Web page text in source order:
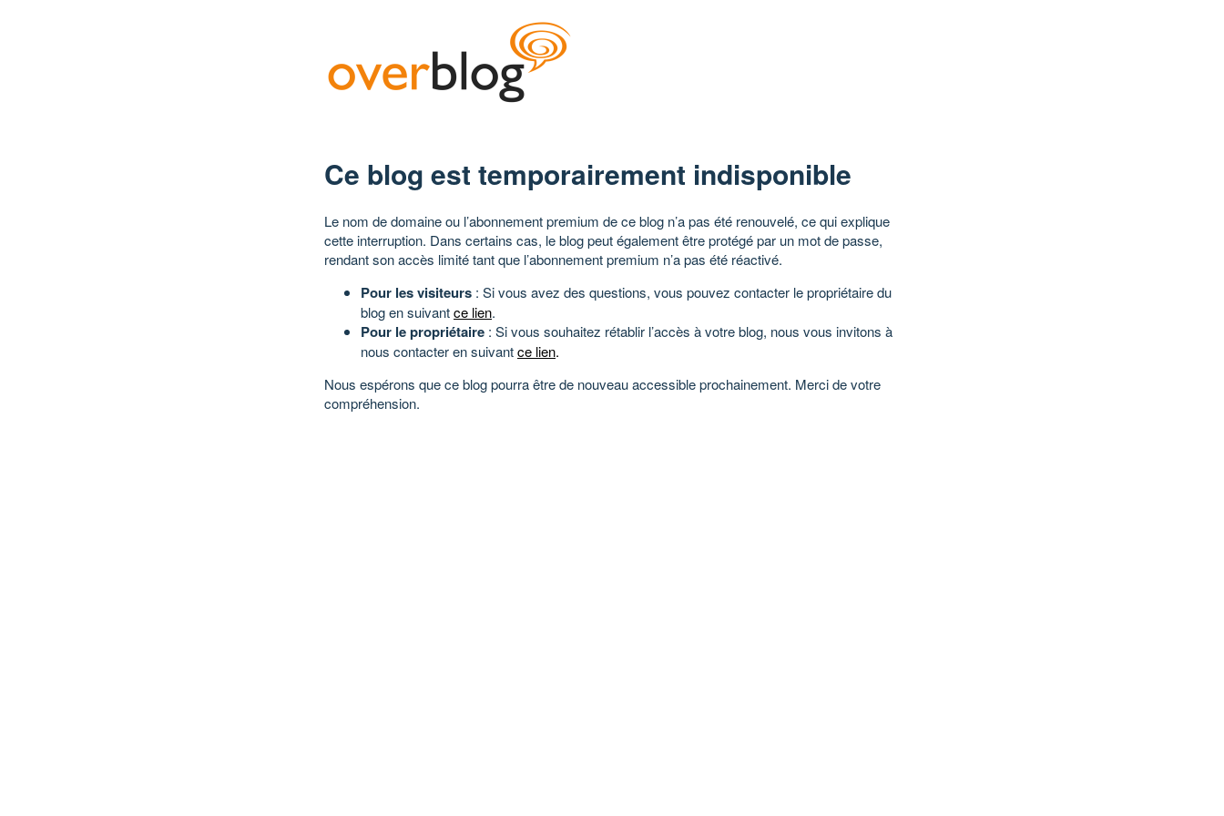
Ce blog est temporairement indisponible
Le nom de domaine ou l’abonnement premium de ce blog n’a pas été renouvelé, ce qui explique
cette interruption. Dans certains cas, le blog peut également être protégé par un mot de passe,
rendant son accès limité tant que l’abonnement premium n’a pas été réactivé.
Pour les visiteurs : Si vous avez des questions, vous pouvez contacter le propriétaire du
blog en suivantce lien.
Pour le propriétaire : Si vous souhaitez rétablir l’accès à votre blog, nous vous invitons à
nous contacter en suivantce lien.
Nous espérons que ce blog pourra être de nouveau accessible prochainement. Merci de votre
compréhension.